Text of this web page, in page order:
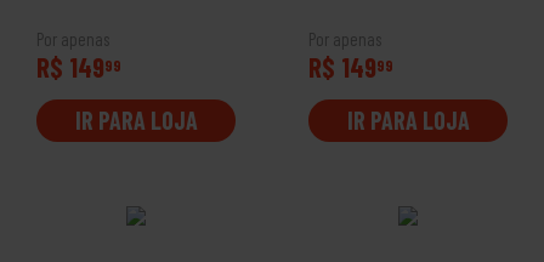
Por apenas
R$ 14999
IR PARA LOJA
Por apenas
R$ 14999
IR PARA LOJA